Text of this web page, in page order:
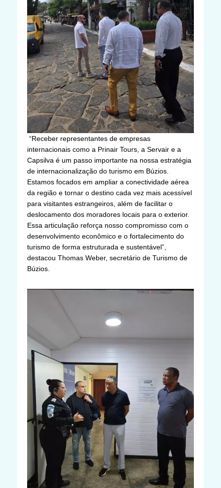
“Receber representantes de empresas
internacionais como a Prinair Tours, a Servair e a
Capsilva é um passo importante na nossa estratégia
de internacionalização do turismo em Búzios.
Estamos focados em ampliar a conectividade aérea
da região e tornar o destino cada vez mais acessível
para visitantes estrangeiros, além de facilitar o
deslocamento dos moradores locais para o exterior.
Essa articulação reforça nosso compromisso com o
desenvolvimento econômico e o fortalecimento do
turismo de forma estruturada e sustentável”,
destacou Thomas Weber, secretário de Turismo de
Búzios.